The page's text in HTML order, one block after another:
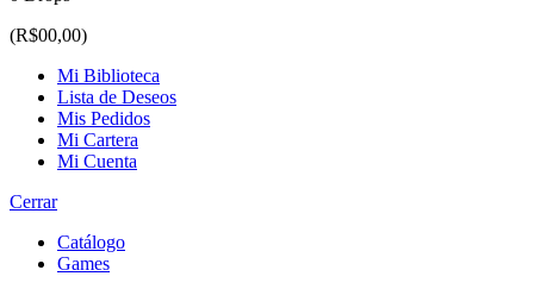
(R$00,00)
Mi Biblioteca
Lista de Deseos
Mis Pedidos
Mi Cartera
Mi Cuenta
Cerrar
Catálogo
Games